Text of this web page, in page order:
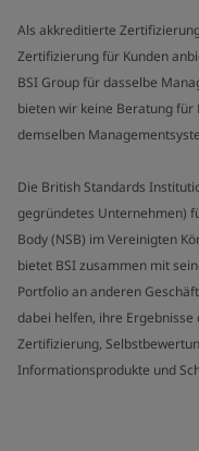
Als akkreditierte
Zertifizierung für Kunden
BSI Group für dasselbe
bieten wir keine Beratung für
demselben
Die British Standards
gegründetes Unternehmen)
Body (NSB) im Vereinigten
bietet BSI zusammen mit
Portfolio an anderen
dabei helfen, ihre
Zertifizierung,
Informationsprodukte und